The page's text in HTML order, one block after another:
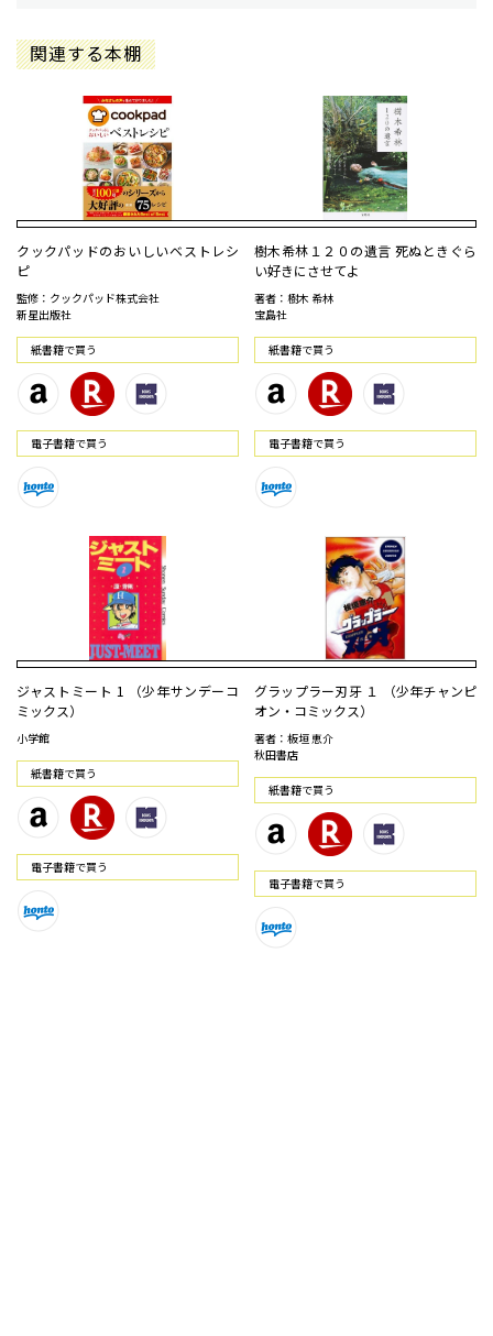
関連する本棚
クックパッドのおいしいベストレシ
ピ
監修：クックパッド株式会社
新星出版社
紙書籍で買う
電⼦書籍で買う
樹木希林１２０の遺言 死ぬときぐら
い好きにさせてよ
著者：樹木 希林
宝島社
紙書籍で買う
電⼦書籍で買う
ジャストミート 1 （少年サンデーコ
ミックス）
小学館
紙書籍で買う
電⼦書籍で買う
グラップラー刃牙 １ （少年チャンピ
オン・コミックス）
著者：板垣 恵介
秋田書店
紙書籍で買う
電⼦書籍で買う